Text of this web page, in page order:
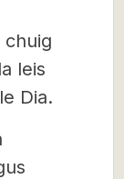
leis
Dia.